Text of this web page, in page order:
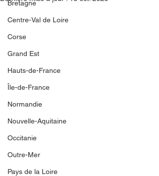
Bretagne
Centre-Val de Loire
Corse
Grand Est
Hauts-de-France
Île-de-France
Normandie
Nouvelle-Aquitaine
Occitanie
Outre-Mer
Pays de la Loire